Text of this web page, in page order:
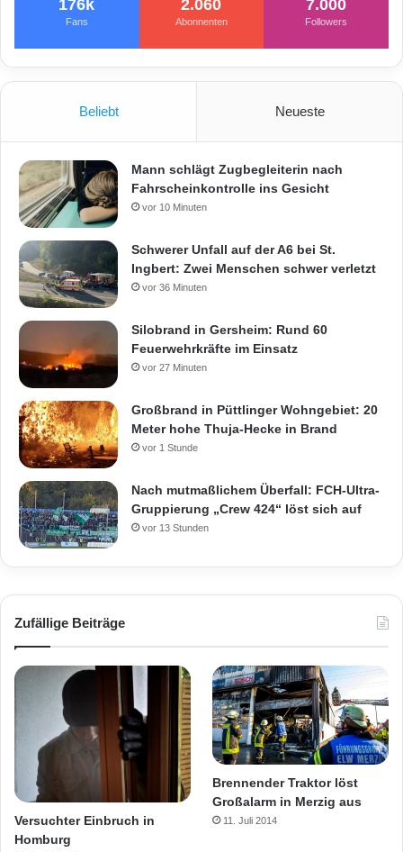
176k
Fans
2.060
Abonnenten
7.000
Followers
Beliebt Neueste
Mann schlägt Zugbegleiterin nach
Fahrscheinkontrolle ins Gesicht
vor 10 Minuten
Schwerer Unfall auf der A6 bei St.
Ingbert: Zwei Menschen schwer verletzt
vor 36 Minuten
Silobrand in Gersheim: Rund 60
Feuerwehrkräfte im Einsatz
vor 27 Minuten
Großbrand in Püttlinger Wohngebiet: 20
Meter hohe Thuja-Hecke in Brand
vor 1 Stunde
Nach mutmaßlichem Überfall: FCH-Ultra-
Gruppierung „Crew 424“ löst sich auf
vor 13 Stunden
Zufällige Beiträge
Versuchter Einbruch in
Homburg
Brennender Traktor löst
Großalarm in Merzig aus
11. Juli 2014